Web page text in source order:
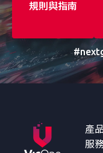
規則與指南
產
服